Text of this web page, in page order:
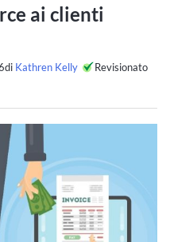
ai clienti
di Kathren Kelly
Revisionato